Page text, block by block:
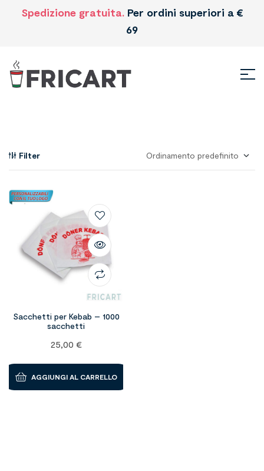
Spedizione gratuita. Per ordini superiori a €
69
Filter
Sacchetti per Kebab – 1000
sacchetti
25,00 €
AGGIUNGI AL CARRELLO